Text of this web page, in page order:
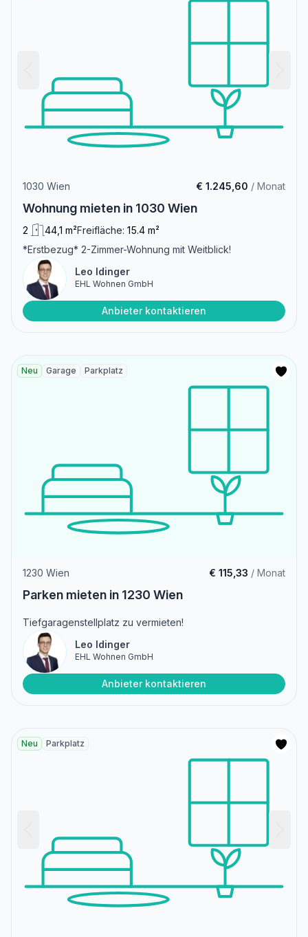
1030 Wien € 1.245,60 / Monat
Wohnung mieten in 1030 Wien
2 44,1 m²Freifläche: 15.4 m²
*Erstbezug* 2-Zimmer-Wohnung mit Weitblick!
Leo Idinger
EHL Wohnen GmbH
Anbieter kontaktieren
Neu Garage Parkplatz
1230 Wien € 115,33 / Monat
Parken mieten in 1230 Wien
Tiefgaragenstellplatz zu vermieten!
Leo Idinger
EHL Wohnen GmbH
Anbieter kontaktieren
Neu Parkplatz